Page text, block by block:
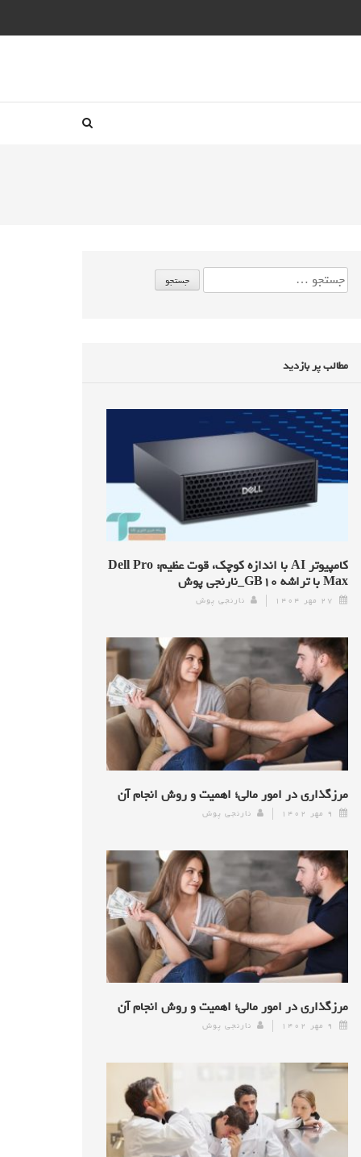
مطالب پر بازدید
کامپیوتر AI با اندازه کوچک، قوت عظیم: Dell Pro
Max با تراشه GB۱۰_نارنجی پوش
۲۷ مهر ۱۴۰۴ نارنجی پوش
مرزگذاری در امور مالی؛ اهمیت و روش انجام آن
۹ مهر ۱۴۰۲ نارنجی پوش
مرزگذاری در امور مالی؛ اهمیت و روش انجام آن
۹ مهر ۱۴۰۲ نارنجی پوش